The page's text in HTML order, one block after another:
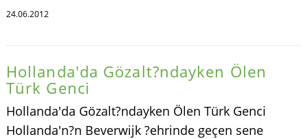
24.06.2012
Hollanda'da Gözalt?ndayken Ölen
Türk Genci
Hollanda'da Gözalt?ndayken Ölen Türk Genci
Hollanda'n?n Beverwijk ?ehrinde geçen sene